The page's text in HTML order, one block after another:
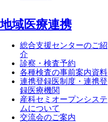
地域医療連携
総合支援センターのご紹
介
診察・検査予約
各種検査の事前案内資料
連携登録医制度・連携登
録医療機関
産科セミオープンシステ
ムについて
交流会のご案内